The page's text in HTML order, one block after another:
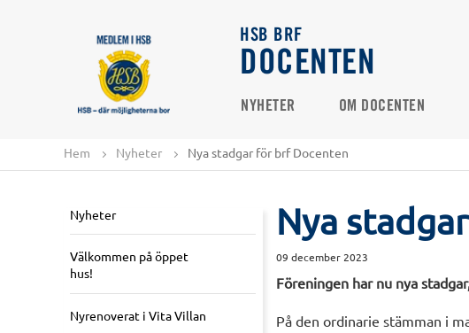
HSB BRF
DOCENTEN
NYHETER OM DOCENTEN
Hem Nyheter Nya stadgar för brf Docenten
Nyheter
Välkommen på öppet
hus!
Nyrenoverat i Vita Villan
Nya
09 december 2023
Föreningen har nu nya
På den ordinarie stämman i